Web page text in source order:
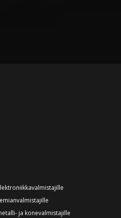
ja konevalmistajille